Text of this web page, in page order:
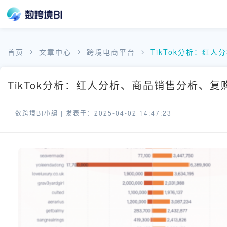
首页 文章中心 跨境电商平台 TikTok分析：红人
TikTok分析：红人分析、商品销售分析、
数跨境BI小编 | 发表于：2025-04-02 14:47:23